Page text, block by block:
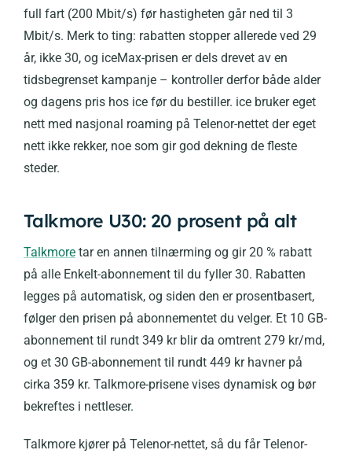
full fart (200 Mbit/s) før hastigheten går ned til 3
Mbit/s. Merk to ting: rabatten stopper allerede ved 29
år, ikke 30, og iceMax-prisen er dels drevet av en
tidsbegrenset kampanje – kontroller derfor både alder
og dagens pris hos ice før du bestiller. ice bruker eget
nett med nasjonal roaming på Telenor-nettet der eget
nett ikke rekker, noe som gir god dekning de fleste
steder.
Talkmore U30: 20 prosent på alt
Talkmore tar en annen tilnærming og gir 20 % rabatt
på alle Enkelt-abonnement til du fyller 30. Rabatten
legges på automatisk, og siden den er prosentbasert,
følger den prisen på abonnementet du velger. Et 10 GB-
abonnement til rundt 349 kr blir da omtrent 279 kr/md,
og et 30 GB-abonnement til rundt 449 kr havner på
cirka 359 kr. Talkmore-prisene vises dynamisk og bør
bekreftes i nettleser.
Talkmore kjører på Telenor-nettet, så du får Telenor-